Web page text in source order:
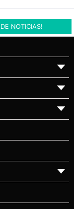
NOTICIAS!
▼
▼
▼
▼